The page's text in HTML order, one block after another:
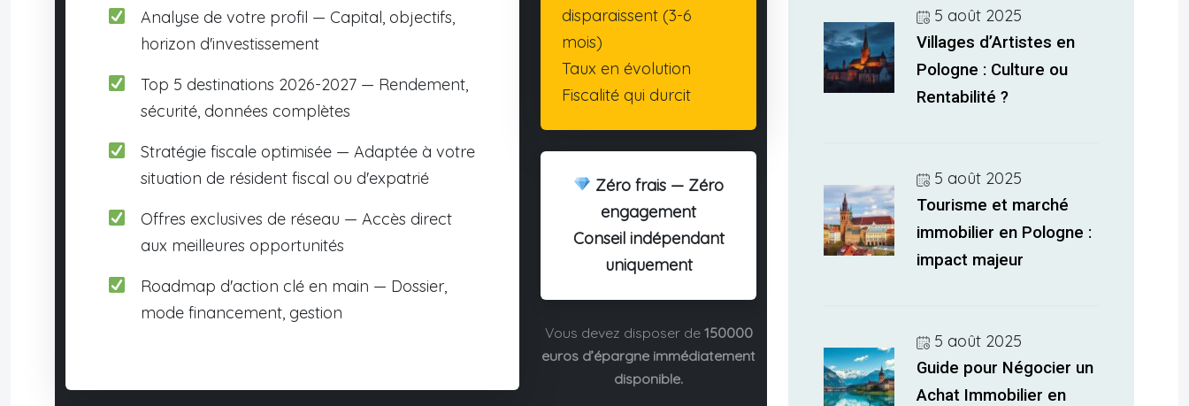
Analyse de votre profil — Capital, objectifs,
horizon d'investissement
Top 5 destinations 2026-2027 — Rendement,
sécurité, données complètes
Stratégie fiscale optimisée — Adaptée à votre
situation de résident fiscal ou d'expatrié
Offres exclusives de réseau — Accès direct
aux meilleures opportunités
Roadmap d'action clé en main — Dossier,
mode financement, gestion
disparaissent (3-6
mois)
Taux en évolution
Fiscalité qui durcit
Zéro frais — Zéro
engagement
Conseil indépendant
uniquement
Vous devez disposer de 150000
euros d’épargne immédiatement
disponible.
5 août 2025
Villages d’Artistes en
Pologne : Culture ou
Rentabilité ?
5 août 2025
Tourisme et marché
immobilier en Pologne :
impact majeur
5 août 2025
Guide pour Négocier un
Achat Immobilier en